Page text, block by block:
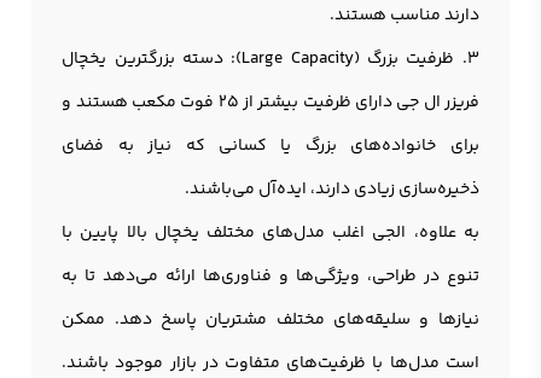
دارند مناسب هستند.
3. ظرفیت بزرگ (Large Capacity): دسته بزرگترین یخچال
فریزر ال جی دارای ظرفیت بیشتر از ۲۵ فوت مکعب هستند و
برای خانواده‌های بزرگ یا کسانی که نیاز به فضای
ذخیره‌سازی زیادی دارند، ایده‌آل می‌باشند.
به علاوه، الجی اغلب مدل‌های مختلف یخچال بالا پایین با
تنوع در طراحی، ویژگی‌ها و فناوری‌ها ارائه می‌دهد تا به
نیازها و سلیقه‌های مختلف مشتریان پاسخ دهد. ممکن
است مدل‌ها با ظرفیت‌های متفاوت در بازار موجود باشند.